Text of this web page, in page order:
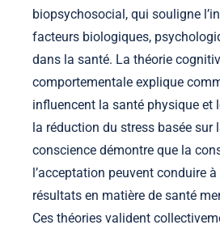
biopsychosocial, qui souligne
facteurs biologiques,
dans la santé. La théorie
comportementale explique
influencent la santé physique et
la réduction du stress basée sur
conscience démontre que la
l’acceptation peuvent conduire
résultats en matière de santé
Ces théories valident